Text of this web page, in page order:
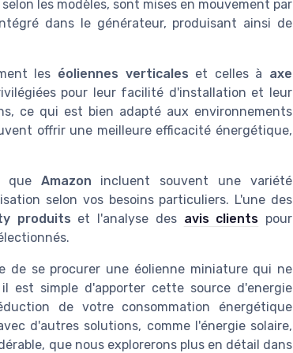
les modèles, sont mises en mouvement par
dans le générateur, produisant ainsi de
les éoliennes verticales et celles à axe
pour leur facilité d'installation et leur
ce qui est bien adapté aux environnements
offrir une meilleure efficacité énergétique,
que Amazon incluent souvent une variété
selon vos besoins particuliers. L'une des
produits et l'analyse des avis clients pour
de se procurer une éolienne miniature qui ne
est simple d'apporter cette source d'energie
de votre consommation énergétique
d'autres solutions, comme l'énergie solaire,
que nous explorerons plus en détail dans